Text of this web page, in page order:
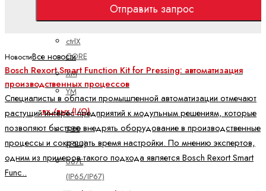
CML
ctrlX
CORE
XM
YM
вх./вых (I/O)
S20
(IP20)
S67E
(IP65/IP67)
Отправить запрос
НовостиВсе новости
Bosch Rexort Smart Function Kit for Pressing: автоматизация
производственных процессов
Специалисты в области промышленной автоматизации отмечают
растущий интерес предприятий к модульным решениям, которые
позволяют быстрее внедрять оборудование в производственные
процессы и сокращать время настройки. По мнению экспертов,
одним из примеров такого подхода является Bosch Rexort Smart
Func..